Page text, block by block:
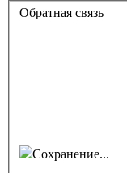
Обратная связь
Сохранение...